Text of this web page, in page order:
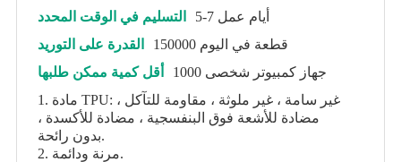
التسليم في الوقت المحدد
5-7 أيام عمل
القدرة على التوريد
150000 قطعة في اليوم
أقل كمية ممكن طلبها
جهاز كمبيوتر شخصى 1000
1. مادة TPU: غير سامة ، غير ملوثة ، مقاومة للتآكل ،
مضادة للأشعة فوق البنفسجية ، مضادة للأكسدة ،
بدون رائحة.
2. مرنة ودائمة.